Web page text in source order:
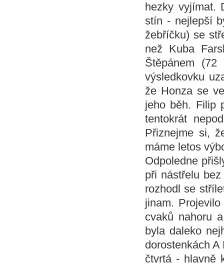
hezky vyjímat.
stín - nejlepší
žebříčku) se
než Kuba
Štěpánem
výsledkovku
že Honza se
jeho běh. Filip
tentokrát
Přiznejme si,
máme letos
Odpoledne
při nástřelu
rozhodl se
jinam.
cvaků nahoru
byla daleko
dorostenkách
čtvrtá - hlavně